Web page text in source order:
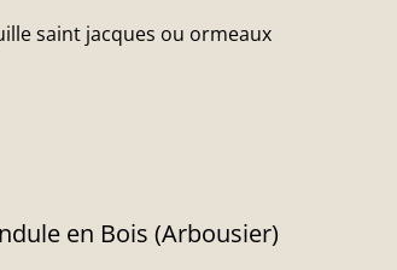
saint jacques ou ormeaux
en Bois (Arbousier)